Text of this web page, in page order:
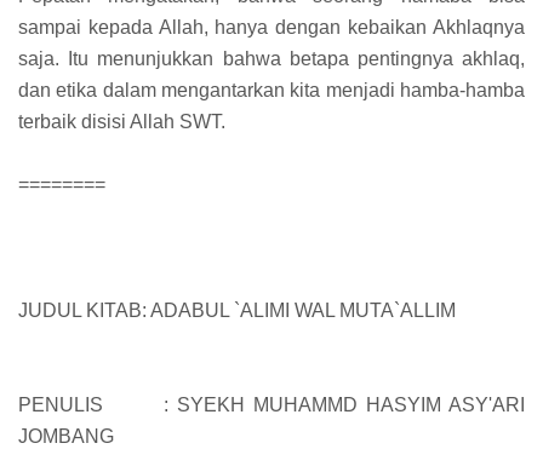
sampai kepada Allah, hanya dengan kebaikan Akhlaqnya
saja. Itu menunjukkan bahwa betapa pentingnya akhlaq,
dan etika dalam mengantarkan kita menjadi hamba-hamba
terbaik disisi Allah SWT.
========
JUDUL KITAB: ADABUL `ALIMI WAL MUTA`ALLIM
PENULIS : SYEKH MUHAMMD HASYIM ASY'ARI
JOMBANG